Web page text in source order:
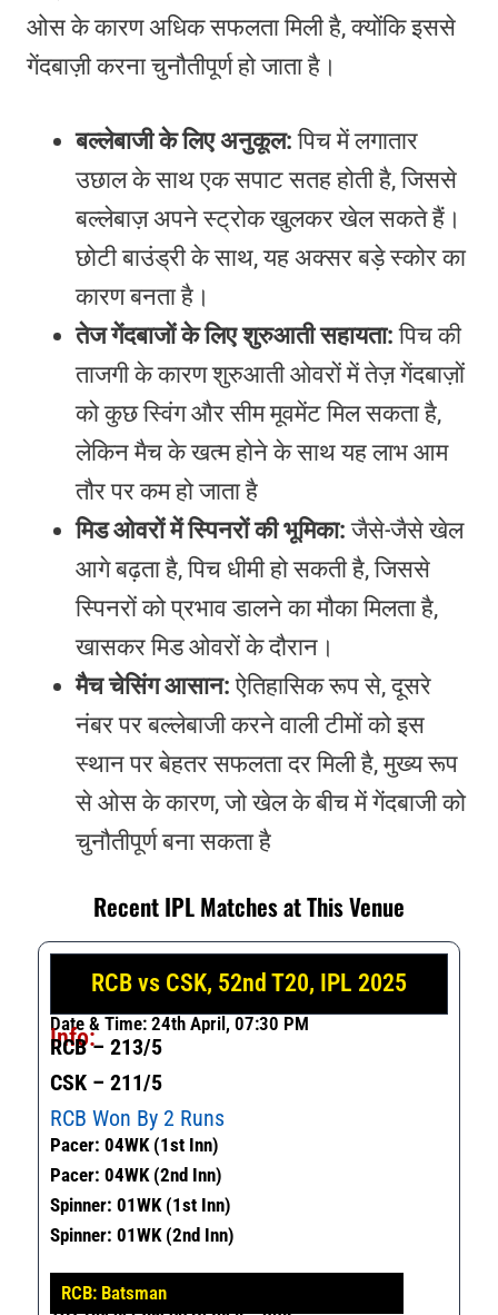
ओस के कारण अधिक सफलता मिली है, क्योंकि इससे
गेंदबाज़ी करना चुनौतीपूर्ण हो जाता है।
बल्लेबाजी के लिए अनुकूल: पिच में लगातार
उछाल के साथ एक सपाट सतह होती है, जिससे
बल्लेबाज़ अपने स्ट्रोक खुलकर खेल सकते हैं।
छोटी बाउंड्री के साथ, यह अक्सर बड़े स्कोर का
कारण बनता है।
तेज गेंदबाजों के लिए शुरुआती सहायता: पिच की
ताजगी के कारण शुरुआती ओवरों में तेज़ गेंदबाज़ों
को कुछ स्विंग और सीम मूवमेंट मिल सकता है,
लेकिन मैच के खत्म होने के साथ यह लाभ आम
तौर पर कम हो जाता है
मिड ओवरों में स्पिनरों की भूमिका: जैसे-जैसे खेल
आगे बढ़ता है, पिच धीमी हो सकती है, जिससे
स्पिनरों को प्रभाव डालने का मौका मिलता है,
खासकर मिड ओवरों के दौरान।
मैच चेसिंग आसान: ऐतिहासिक रूप से, दूसरे
नंबर पर बल्लेबाजी करने वाली टीमों को इस
स्थान पर बेहतर सफलता दर मिली है, मुख्य रूप
से ओस के कारण, जो खेल के बीच में गेंदबाजी को
चुनौतीपूर्ण बना सकता है
Recent IPL Matches at This Venue
RCB vs CSK, 52nd T20, IPL 2025
Date & Time: 24th April, 07:30 PM
Info:
RCB – 213/5
CSK – 211/5
RCB Won By 2 Runs
Pacer: 04WK (1st Inn)
Pacer: 04WK (2nd Inn)
Spinner: 01WK (1st Inn)
Spinner: 01WK (2nd Inn)
RCB: Batsman